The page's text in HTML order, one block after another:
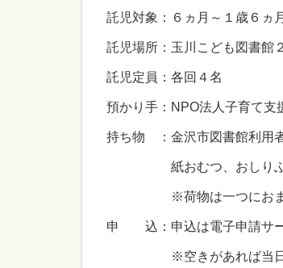
託児対象：６ヵ月～１歳６ヵ
託児場所：玉川こども図書
託児定員：各回４名
預かり手：NPO法人子育て
持ち物 ：金沢市図書館利用
紙おむつ、おしりふき
※荷物は一つにおまと
申 込：申込は電子申請サー
※空きがあれば当日受